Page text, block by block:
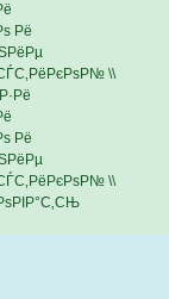
Рё
\\
Рё
\\